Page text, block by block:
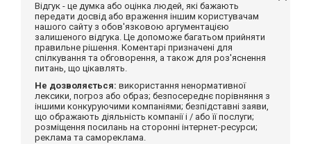
Відгук - це думка або оцінка людей, які бажають
передати досвід або враження іншим користувачам
нашого сайту з обов'язковою аргументацією
залишеного відгука. Це допоможе багатьом прийняти
правильне рішення. Коментарі призначені для
спілкування та обговорення, а також для роз'яснення
питань, що цікавлять.
Не дозволяється: використання ненормативної
лексики, погроз або образ; безпосереднє порівняння з
іншими конкуруючими компаніями; безпідставні заяви,
що ображають діяльність компанії і / або її послуги;
розміщення посилань на сторонні інтернет-ресурси;
реклама та самореклама.